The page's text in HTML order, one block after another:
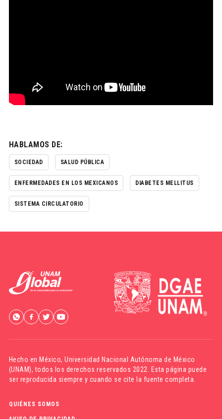
HABLAMOS DE:
SOCIEDAD SALUD PÚBLICA
ENFERMEDADES EN LOS MEXICANOS DIABETES MELLITUS
SISTEMA CIRCULATORIO
Hecho en México,Universidad Nacional Autónoma de México
(UNAM), todos los derechos reservados 2022. Esta página puede
ser reproducida siempre y cuando se cite la fuente completa.
QUIÉNES SOMOS